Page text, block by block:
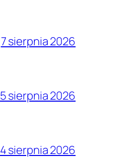
7 sierpnia 2026
5 sierpnia 2026
4 sierpnia 2026